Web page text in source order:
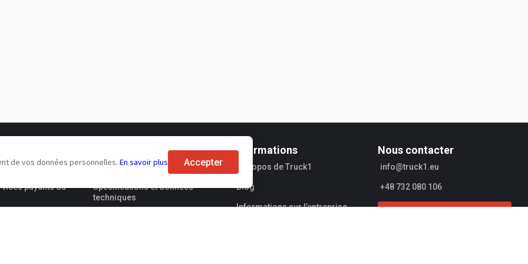
payants du
Avis sur les marques
Spécifications et données
techniques
Informations
À propos de Truck1
Blog
Informations sur l’entreprise
Nous contacter
info@truck1.eu
+48 732 080 106
de vos données personnelles. En savoir plus Accepter